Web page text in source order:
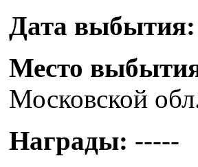
Дата выбытия:
Место
Московской
Награды: -----